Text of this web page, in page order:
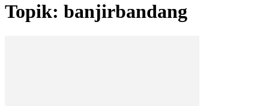
Topik: banjirbandang